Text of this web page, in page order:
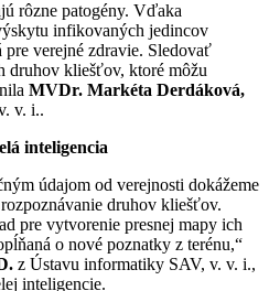
rôzne patogény. Vďaka
infikovaných jedincov
verejné zdravie. Sledovať
druhov kliešťov, ktoré môžu
MVDr. Markéta Derdáková,
v. i..
inteligencia
údajom od verejnosti dokážeme
druhov kliešťov.
pre vytvorenie presnej mapy ich
o nové poznatky z terénu,“
z Ústavu informatiky SAV, v. v. i.,
inteligencie.